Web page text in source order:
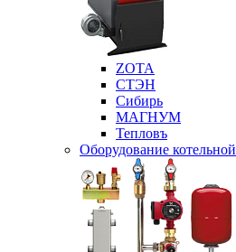
ZOTA
СТЭН
Сибирь
МАГНУМ
Тепловъ
Оборудование котельной